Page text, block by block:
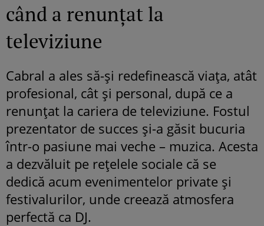
când a renunțat la
televiziune
Cabral a ales să-și redefinească viața, atât
profesional, cât și personal, după ce a
renunțat la cariera de televiziune. Fostul
prezentator de succes și-a găsit bucuria
într-o pasiune mai veche – muzica. Acesta
a dezvăluit pe rețelele sociale că se
dedică acum evenimentelor private și
festivalurilor, unde creează atmosfera
perfectă ca DJ.